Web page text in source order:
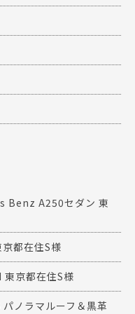
Benz A250セダン 東
都在住S様
京都在住S様
ノラマルーフ＆黒革